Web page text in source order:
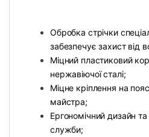
Обробка стрічки
забезпечує захист від
Міцний пластиковий
нержавіючої сталі;
Міцне кріплення на
майстра;
Ергономічний дизайн
служби;